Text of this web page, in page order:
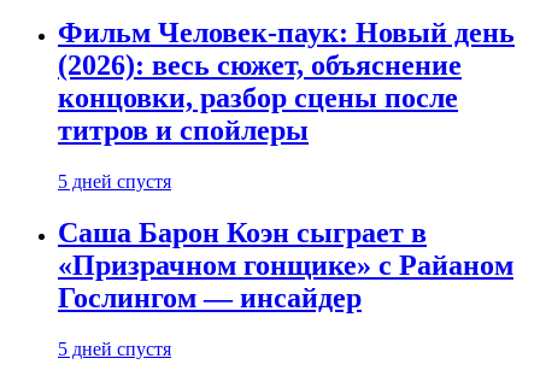
Фильм Человек-паук: Новый день
(2026): весь сюжет, объяснение
концовки, разбор сцены после
титров и спойлеры
5 дней спустя
Саша Барон Коэн сыграет в
«Призрачном гонщике» с Райаном
Гослингом — инсайдер
5 дней спустя